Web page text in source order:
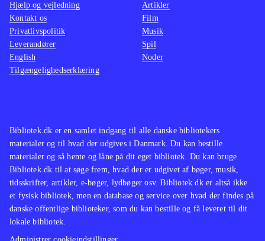
Bibliotek.dk er en samlet indgang til alle danske bibliotekers
materialer og til hvad der udgives i Danmark. Du kan bestille
materialer og så hente og låne på dit eget bibliotek. Du kan bruge
Bibliotek.dk til at søge frem, hvad der er udgivet af bøger, musik,
tidsskrifter, artikler, e-bøger, lydbøger osv. Bibliotek.dk er altså ikke
et fysisk bibliotek, men en database og service over hvad der findes på
danske offentlige biblioteker, som du kan bestille og få leveret til dit
lokale bibliotek.
Hjælp og vejledning
Kontakt os
Privatlivspolitik
Leverandører
English
Tilgængelighedserklæring
Artikler
Film
Musik
Spil
Noder